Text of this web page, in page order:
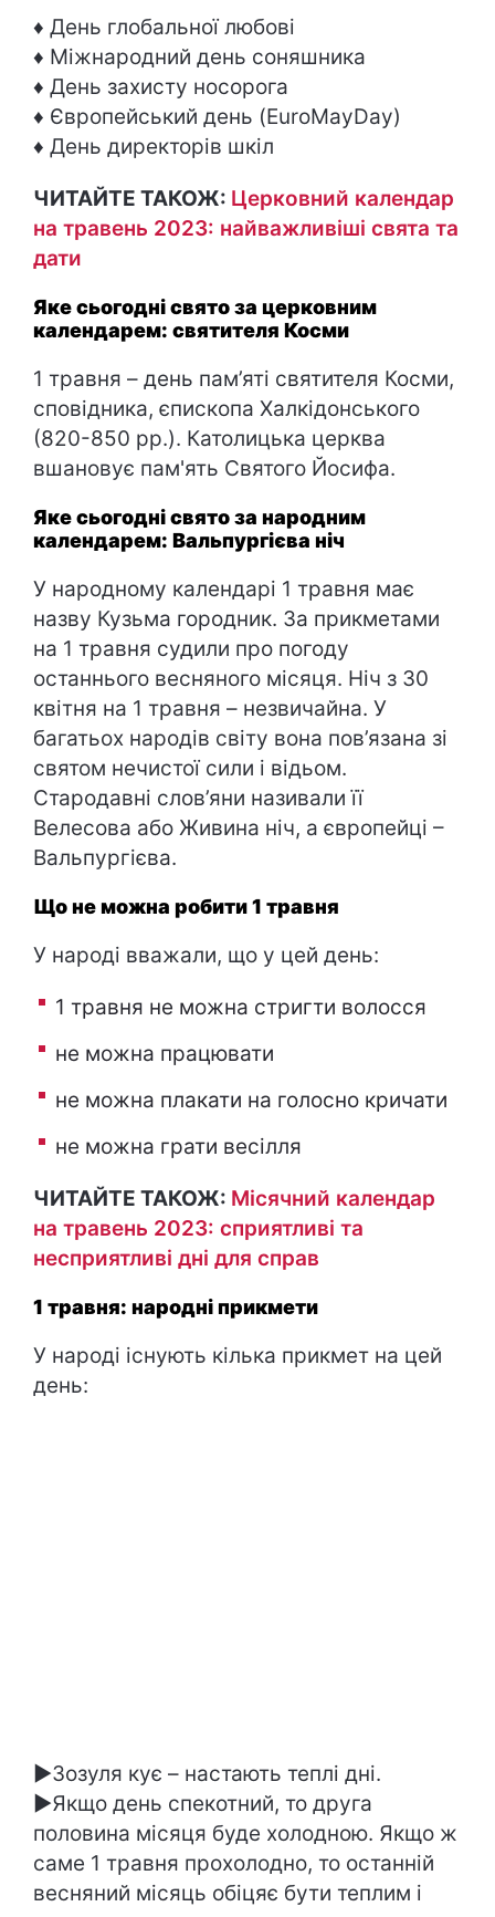
♦ День глобальної любові
♦ Міжнародний день соняшника
♦ День захисту носорога
♦ Європейський день (EuroMayDay)
♦ День директорів шкіл
ЧИТАЙТЕ ТАКОЖ: Церковний календар
на травень 2023: найважливіші свята та
дати
Яке сьогодні свято за церковним
календарем: святителя Косми
1 травня – день пам’яті святителя Косми,
сповідника, єпископа Халкідонського
(820-850 рр.). Католицька церква
вшановує пам'ять Святого Йосифа.
Яке сьогодні свято за народним
календарем: Вальпургієва ніч
У народному календарі 1 травня має
назву Кузьма городник. За прикметами
на 1 травня судили про погоду
останнього весняного місяця. Ніч з 30
квітня на 1 травня – незвичайна. У
багатьох народів світу вона пов’язана зі
святом нечистої сили і відьом.
Стародавні слов’яни називали її
Велесова або Живина ніч, а європейці –
Вальпургієва.
Що не можна робити 1 травня
У народі вважали, що у цей день:
1 травня не можна стригти волосся
не можна працювати
не можна плакати на голосно кричати
не можна грати весілля
ЧИТАЙТЕ ТАКОЖ: Місячний календар
на травень 2023: сприятливі та
несприятливі дні для справ
1 травня: народні прикмети
У народі існують кілька прикмет на цей
день:
►Зозуля кує – настають теплі дні.
►Якщо день спекотний, то друга
половина місяця буде холодною. Якщо ж
саме 1 травня прохолодно, то останній
весняний місяць обіцяє бути теплим і